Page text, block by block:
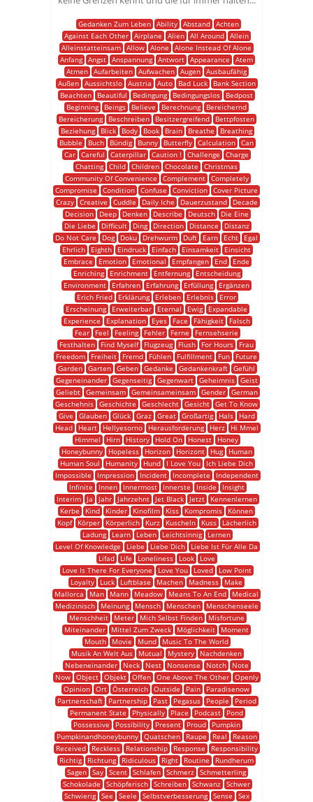
Gedanken Zum Leben Ability Abstand
Achten
Against Each Other Airplane Alien All Around Allein
Alleinstatteinsam Allow Alone
Alone Instead Of Alone
Anfang Angst Anspannung Antwort Appearance
Atem
Atmen Aufarbeiten Aufwachen Augen Ausbaufähig
Außen
Aussichtslo Austria Auto Bad Luck
Bank Section
Beachten
Beautiful Bedingung Bedingungslos
Bedpost
Beginning
Beings Believe Berechnung
Bereichernd
Bereicherung
Beschreiben Besitzergreifend
Bettpfosten
Beziehung
Blick Body Book Brain Breathe
Breathing
Bubble
Buch Bündig Bunny Butterfly Calculation Can
Car Careful Caterpillar Caution ! Challenge
Charge
Chatting Child Children Chocolate
Christmas
Community Of Convenience
Complement
Completely
Compromise
Condition Confuse Conviction Cover Picture
Crazy
Creative Cuddle Daily Iche Dauerzustand
Decade
Decision
Deep Denken Describe Deutsch
Die Eine
Die Liebe
Difficult Ding Direction Distance
Distanz
Do Not Care
Dog Doku Drehwurm Duft Earn Echt
Egal
Ehrlich
Eighth Eindruck Einfach Einsamkeit
Einsicht
Embrace
Emotion Emotional Empfangen End
Ende
Enriching
Enrichment Entfernung
Entscheidung
Environment
Erfahren Erfahrung Erfüllung
Ergänzen
Erich Fried
Erklärung Erleben Erlebnis
Error
Erscheinung
Erweiterbar Eternal Ewig
Expandable
Experience
Explanation Eyes Face Fähigkeit
Falsch
Fear
Feel Feeling Fehler Ferne
Fernsehserie
Festhalten
Find Myself Flugzeug Flush For Hours
Frau
Freedom
Freiheit Fremd Fühlen Fulfillment Fun
Future
Garden Garten Geben Gedanke Gedankenkraft Gefühl
Gegeneinander
Gegenseitig Gegenwart Geheimnis
Geist
Geliebt
Gemeinsam Gemeinsameinsam Gender
German
Geschehnis Geschichte Geschlecht Gesicht Get To Know
Give
Glauben Glück Graz Great Großartig Hals
Hard
Head
Heart Hellyesorno Herausforderung Herz
Hi Mmel
Himmel
Hirn History Hold On Honest
Honey
Honeybunny
Hopeless Horizon Horizont Hug
Human
Human Soul
Humanity Hund I Love You
Ich Liebe Dich
Impossible
Impression Incident Incomplete
Independent
Infinite
Innen Innermost Innerste Inside
Insight
Interim
Ja Jahr Jahrzehnt Jet Black Jetzt
Kennenlernen
Kerbe
Kind Kinder Kinofilm Kiss Kompromis
Können
Kopf
Körper Körperlich Kurz Kuscheln Kuss
Lächerlich
Ladung
Learn Leben Leichtsinnig
Lernen
Level Of Knowledge
Liebe Liebe Dich
Liebe Ist Für Alle Da
Lifad
Life Loneliness Look
Love
Love Is There For Everyone
Love You Loved
Low Point
Loyalty
Luck Luftblase Machen Madness
Make
Mallorca
Man Mann Meadow Means To An End
Medical
Medizinisch
Meinung Mensch Menschen
Menschenseele
Menschheit
Meter Mich Selbst Finden
Misfortune
Miteinander
Mittel Zum Zweck Möglichkeit
Moment
Mouth
Movie Mund
Music To The World
Musik An Welt Aus
Mutual Mystery
Nachdenken
Nebeneinander
Neck Nest Nonsense Notch
Note
Now
Object Objekt Offen One Above The Other
Openly
Opinion Ort Österreich Outside Pain
Paradisenow
Partnerschaft
Partnership Past Pegasus People
Period
Permanent State
Physically Place Podcast
Pond
Possessive
Possibility Present Proud
Pumpkin
Pumpkinandhoneybunny
Quatschen Raupe Real
Reason
Received
Reckless Relationship Response
Responsibility
Richtig
Richtung Ridiculous Right Routine
Rundherum
Sagen Say Scent Schlafen Schmerz Schmetterling
Schokolade
Schöpferisch Schreiben Schwanz Schwer
Schwierig
See Seele Selbstverbesserung Sense
Sex